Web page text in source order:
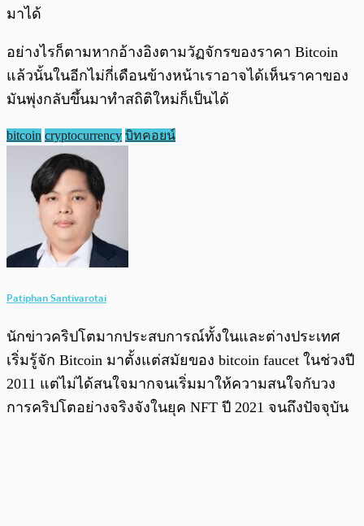
มาได้
อย่างไรก็ตามหากอ้างอิงตามวัฏจักรของราคา Bitcoin
แล้วนั้นในอีกไม่กี่เดือนข้างหน้าเราอาจได้เห็นราคาของ
มันพุ่งกลับขึ้นมาทำสถิติใหม่ก็เป็นได้
bitcoin cryptocurrency บิทคอยน์
Patiphan Santivarotai
นักข่าวคริปโตมากประสบการณ์ทั้งในและต่างประเทศ
เริ่มรู้จัก Bitcoin มาตั้งแต่สมัยของ bitcoin faucet ในช่วงปี
2011 แต่ไม่ได้สนใจมากจนเริ่มมาให้ความสนใจกับวง
การคริปโตอย่างจริงจังในยุค NFT ปี 2021 จนถึงปัจจุบัน